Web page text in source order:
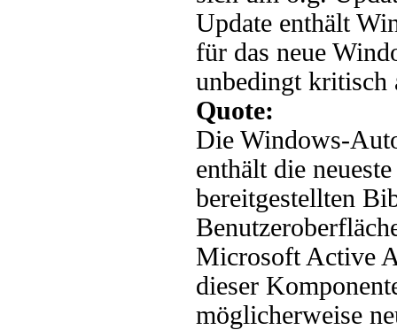
Update enthält
für das neue
unbedingt kritisch
Quote:
Die Windows-
enthält die
bereitgestellten
Microsoft Active
dieser
möglicherweise